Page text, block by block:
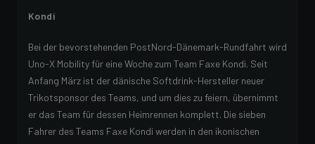
Kondi
Bei der bevorstehenden PostNord-Dänemark-Rundfahrt wird
Uno-X Mobility für eine Woche zum Team Faxe Kondi. Seit
Anfang März ist der dänische Softdrink-Hersteller neuer
Trikotsponsor des Teams, und um dies zu feiern, übernimmt
er das Team für dessen Heimrennen komplett. Die sieben
Fahrer des Teams Faxe Kondi werden in den ikonischen